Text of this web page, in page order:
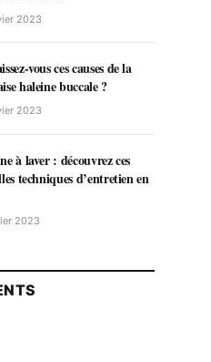
2023
vous ces causes de la
haleine buccale ?
2023
à laver : découvrez ces
techniques d’entretien en
2023